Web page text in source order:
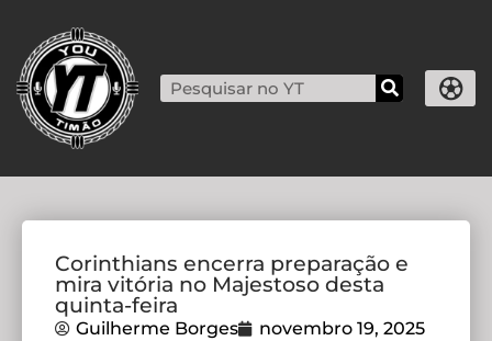
Corinthians encerra preparação e
mira vitória no Majestoso desta
quinta-feira
Guilherme Borges
novembro 19, 2025